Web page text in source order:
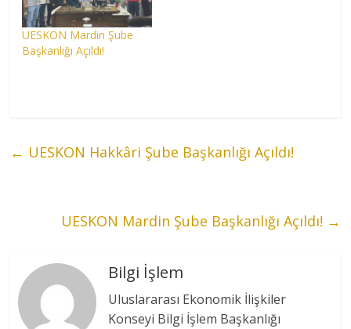
UESKON Mardin Şube
Başkanlığı Açıldı!
← UESKON Hakkâri Şube Başkanlığı Açıldı!
UESKON Mardin Şube Başkanlığı Açıldı! →
Bilgi İşlem
Uluslararası Ekonomik İlişkiler
Konseyi Bilgi İşlem Başkanlığı